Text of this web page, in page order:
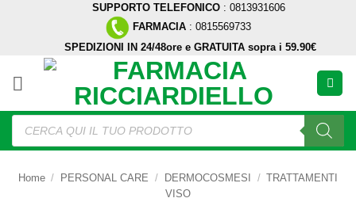
SUPPORTO TELEFONICO : 0813931606
FARMACIA : 0815569733
SPEDIZIONI IN 24/48ore e GRATUITA sopra i 59.90€
Ricerca
prodotti
Home / PERSONAL CARE / DERMOCOSMESI / TRATTAMENTI
VISO